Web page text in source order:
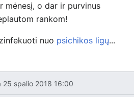
mėnesį, o dar ir purvinus
rankom!
nuo psichikos ligų...
25 spalio 2018 16:00